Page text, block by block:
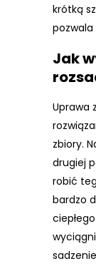
krótką
Jak
Uprawa
zbiory.
drugiej
robić
bardzo